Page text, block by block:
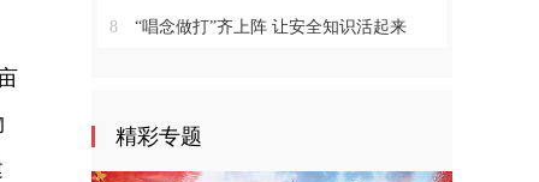
8 “唱念做打”齐上阵 让安全知识活起来
精彩专题